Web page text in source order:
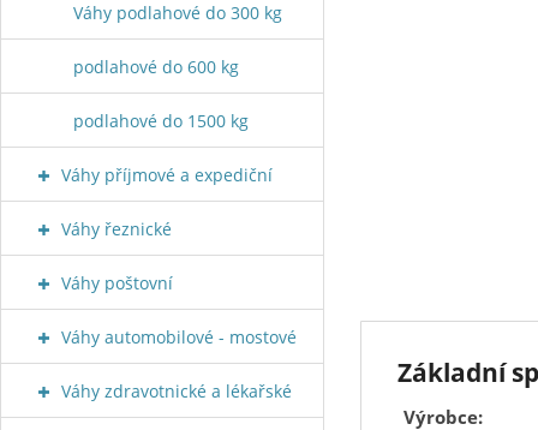
Základní
Výrobce:
Váhy podlahové do 300 kg
podlahové do 600 kg
podlahové do 1500 kg
Váhy příjmové a expediční
Váhy řeznické
Váhy poštovní
Váhy automobilové - mostové
Váhy zdravotnické a lékařské